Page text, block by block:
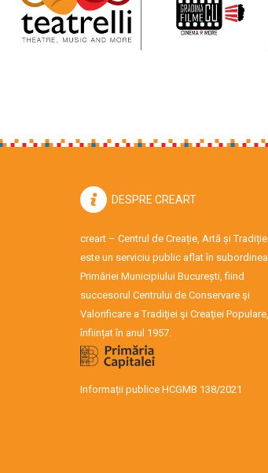
DESPRE CREART
creart – Centrul de Creație, Artă și Tradiție
este un serviciu public aflat în subordinea
Primăriei Municipiului București, fiind
succesorul Centrului de Conservare şi
Valorificare a Tradiţiei şi Creaţiei Populare,
înființat în anul 1957.
Informații publice HCGMB 138/2021